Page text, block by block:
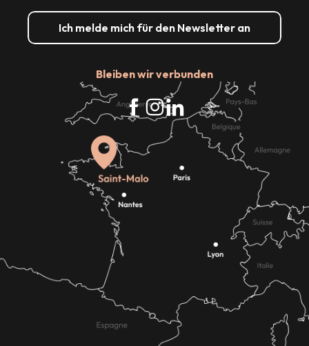
Ich melde mich für den Newsletter an
Bleiben wir verbunden